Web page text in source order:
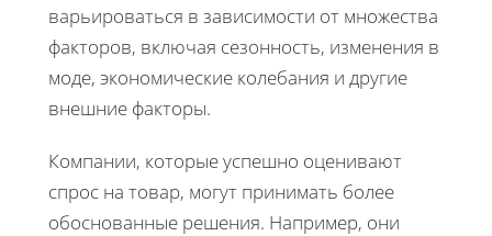
варьироваться в зависимости от множества
факторов, включая сезонность, изменения в
моде, экономические колебания и другие
внешние факторы.
Компании, которые успешно оценивают
спрос на товар, могут принимать более
обоснованные решения. Например, они